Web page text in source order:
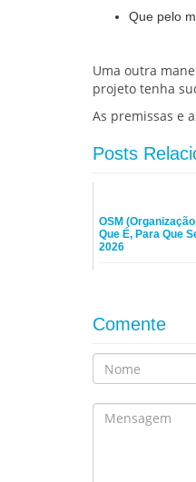
Que pelo
Uma outra
projeto tenha
As premissas e
Posts
OSM
Que É, Para Que
2026
Comente